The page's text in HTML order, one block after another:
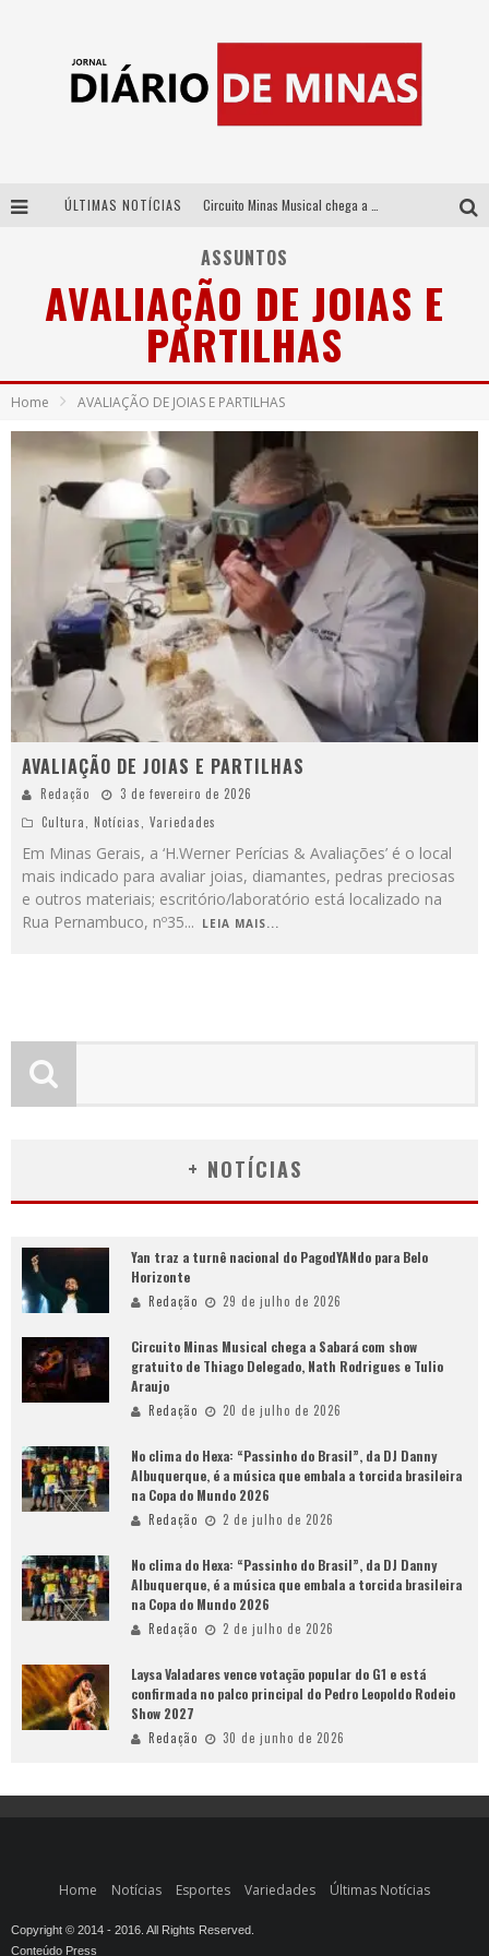
ÚLTIMAS NOTÍCIAS
No clima do Hexa: “Passinho do Brasil”, da DJ Danny Albuquerque, é a música que embala a torcida brasileira na Copa do Mundo 2026
ASSUNTOS
AVALIAÇÃO DE JOIAS E
PARTILHAS
Home AVALIAÇÃO DE JOIAS E PARTILHAS
AVALIAÇÃO DE JOIAS E PARTILHAS
Redação
3 de fevereiro de 2026
Cultura, Notícias, Variedades
Em Minas Gerais, a ‘H.Werner Perícias & Avaliações’ é o local
mais indicado para avaliar joias, diamantes, pedras preciosas
e outros materiais; escritório/laboratório está localizado na
Rua Pernambuco, nº35... LEIA MAIS...
+ NOTÍCIAS
Yan traz a turnê nacional do PagodYANdo para Belo
Horizonte
Redação 29 de julho de 2026
Circuito Minas Musical chega a Sabará com show
gratuito de Thiago Delegado, Nath Rodrigues e Tulio
Araujo
Redação 20 de julho de 2026
No clima do Hexa: “Passinho do Brasil”, da DJ Danny
Albuquerque, é a música que embala a torcida brasileira
na Copa do Mundo 2026
Redação 2 de julho de 2026
No clima do Hexa: “Passinho do Brasil”, da DJ Danny
Albuquerque, é a música que embala a torcida brasileira
na Copa do Mundo 2026
Redação 2 de julho de 2026
Laysa Valadares vence votação popular do G1 e está
confirmada no palco principal do Pedro Leopoldo Rodeio
Show 2027
Redação 30 de junho de 2026
Home Notícias Esportes Variedades Últimas Notícias
Copyright © 2014 - 2016. All Rights Reserved.
Conteúdo Press